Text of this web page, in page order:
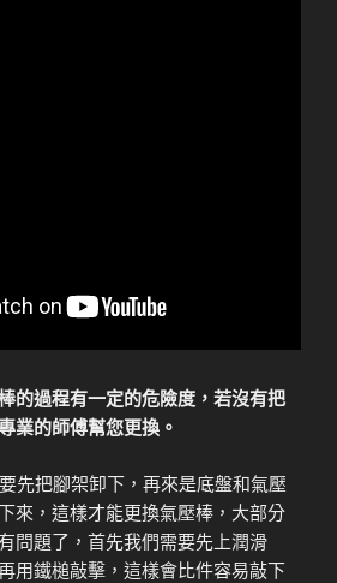
的過程有一定的危險度，若沒有把
業的師傅幫您更換。
先把腳架卸下，再來是底盤和氣壓
來，這樣才能更換氣壓棒，大部分
問題了，首先我們需要先上潤滑
用鐵槌敲擊，這樣會比件容易敲下